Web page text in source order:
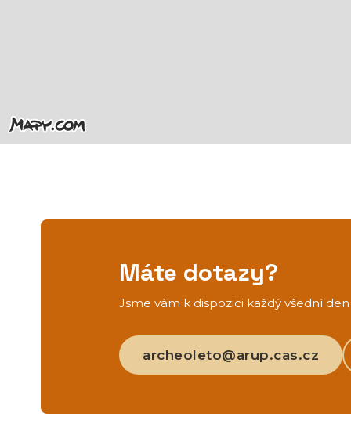
Máte dotazy?
Jsme vám k dispozici každý všední
archeoleto@arup.cas.cz